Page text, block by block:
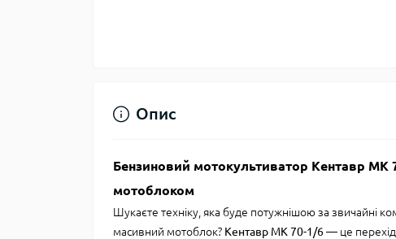
Опис
Бензиновий мотокультиватор Кентавр МК
мотоблоком
Шукаєте техніку, яка буде потужнішою за звичайні
масивний мотоблок? Кентавр МК 70-1/6— це